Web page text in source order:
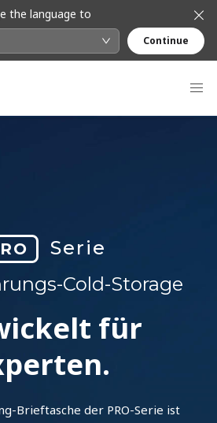
the language to
Continue
Serie
Cold-Storage
für
Brieftasche der PRO-Serie ist